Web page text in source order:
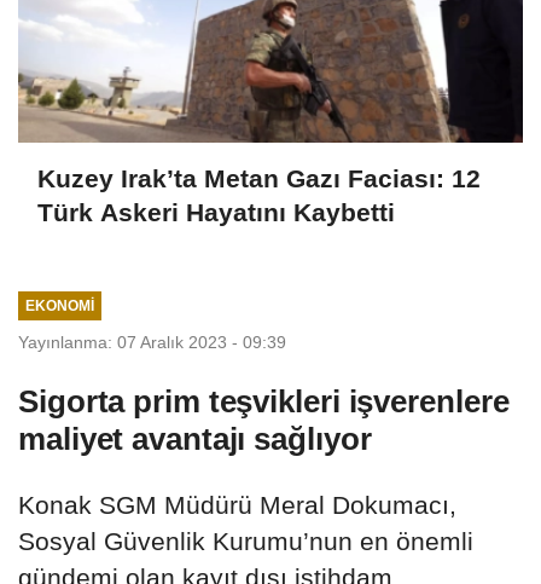
Kuzey Irak’ta Metan Gazı Faciası: 12
Türk Askeri Hayatını Kaybetti
EKONOMI
Yayınlanma: 07 Aralık 2023 - 09:39
Sigorta prim teşvikleri işverenlere
maliyet avantajı sağlıyor
Konak SGM Müdürü Meral Dokumacı,
Sosyal Güvenlik Kurumu’nun en önemli
gündemi olan kayıt dışı istihdam